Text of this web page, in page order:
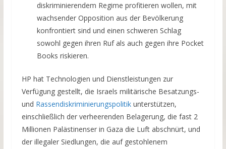
diskriminierendem Regime profitieren wollen, mit
wachsender Opposition aus der Bevölkerung
konfrontiert sind und einen schweren Schlag
sowohl gegen ihren Ruf als auch gegen ihre Pocket
Books riskieren.
HP hat Technologien und Dienstleistungen zur
Verfügung gestellt, die Israels militärische Besatzungs-
und Rassendiskriminierungspolitikunterstützen,
einschließlich der verheerenden Belagerung, die fast 2
Millionen Palästinenser in Gaza die Luft abschnürt, und
der illegaler Siedlungen, die auf gestohlenem